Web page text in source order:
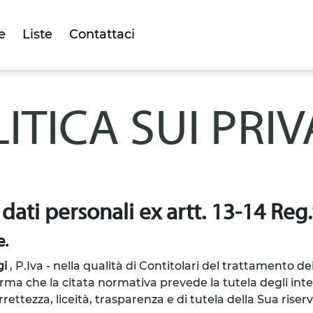
Liste Contattaci
SUI
personali ex artt. 13-14
, P.Iva - nella qualità di Contitolari del trattamento
che la citata normativa prevede la tutela degli
liceità, trasparenza e di tutela della Sua